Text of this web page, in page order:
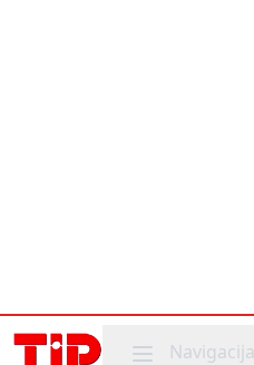
Mobile menu
Navigacija